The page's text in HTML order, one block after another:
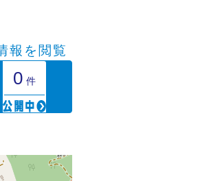
報を閲覧
0 件